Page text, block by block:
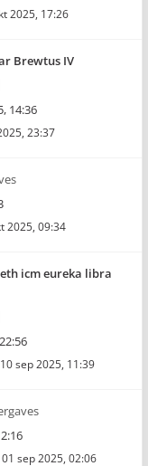
2025, 17:26
Brewtus IV
14:36
23:37
2025, 09:34
icm eureka libra
sep 2025, 11:39
sep 2025, 02:06